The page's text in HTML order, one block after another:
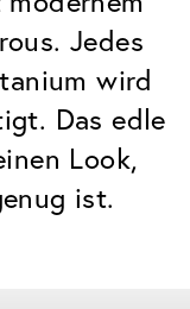
Jedes
wird
Das edle
Look,
ist.